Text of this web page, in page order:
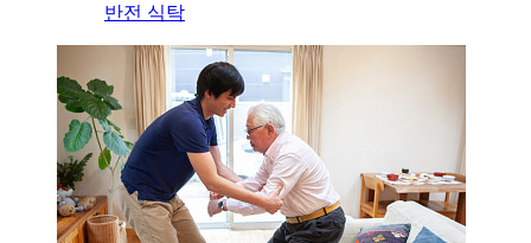
반전 식탁